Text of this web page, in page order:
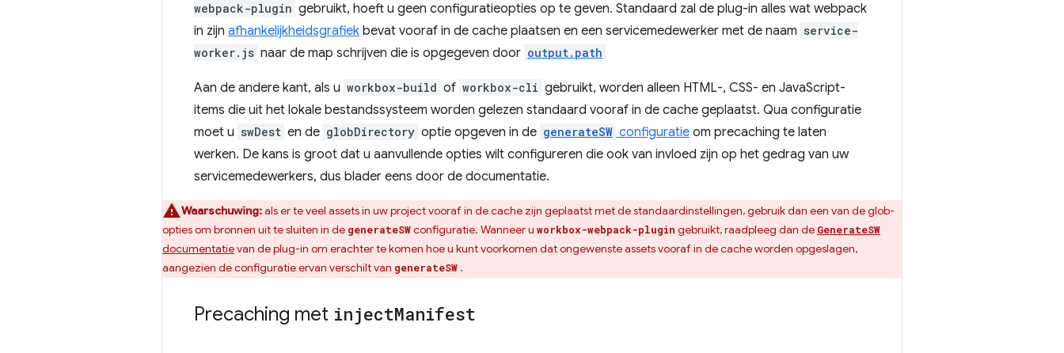
webpack-plugin gebruikt, hoeft u geen configuratieopties op te geven. Standaard zal de plug-in alles wat webpack
in zijn afhankelijkheidsgrafiek bevat vooraf in de cache plaatsen en een servicemedewerker met de naam service-
worker.js naar de map schrijven die is opgegeven door output.path
Aan de andere kant, als u workbox-build of workbox-cli gebruikt, worden alleen HTML-, CSS- en JavaScript-
items die uit het lokale bestandssysteem worden gelezen standaard vooraf in de cache geplaatst. Qua configuratie
moet u swDest en de globDirectory optie opgeven in de generateSW configuratie om precaching te laten
werken. De kans is groot dat u aanvullende opties wilt configureren die ook van invloed zijn op het gedrag van uw
servicemedewerkers, dus blader eens door de documentatie.
Waarschuwing:als er te veel assets in uw project vooraf in de cache zijn geplaatst met de standaardinstellingen, gebruik dan een van de glob-
opties om bronnen uit te sluiten in de generateSWconfiguratie. Wanneer u workbox-webpack-plugin gebruikt, raadpleeg dan de GenerateSW
documentatievan de plug-in om erachter te komen hoe u kunt voorkomen dat ongewenste assets vooraf in de cache worden opgeslagen,
aangezien de configuratie ervan verschilt van generateSW .
Precaching met injectManifest